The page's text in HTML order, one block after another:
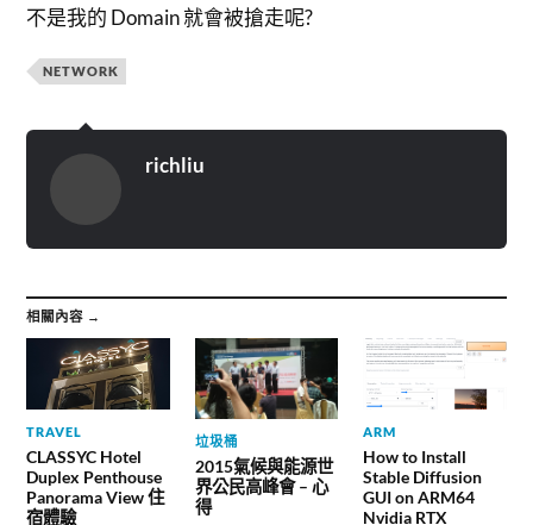
不是我的 Domain 就會被搶走呢?
NETWORK
richliu
相關內容 →
TRAVEL
CLASSYC Hotel
Duplex Penthouse
Panorama View 住
宿體驗
垃圾桶
2015氣候與能源世
界公民高峰會 – 心
得
ARM
How to Install
Stable Diffusion
GUI on ARM64
Nvidia RTX